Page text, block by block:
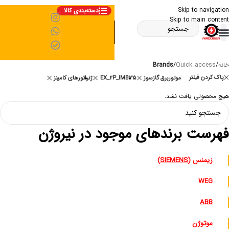
Skip to navigation
Skip to main content
دسته‌بندی کالا
خانه/
Quick_access
/
Brands
پاک کردن فیلتر ژنراتورهای کامینز EX_2P_IMB35 موتوربرق گازسوز
هیچ محصولی یافت نشد.
فهرست برندهای موجود در نیروژن
زیمنس (SIEMENS
)
WEG
ABB
موتوژن